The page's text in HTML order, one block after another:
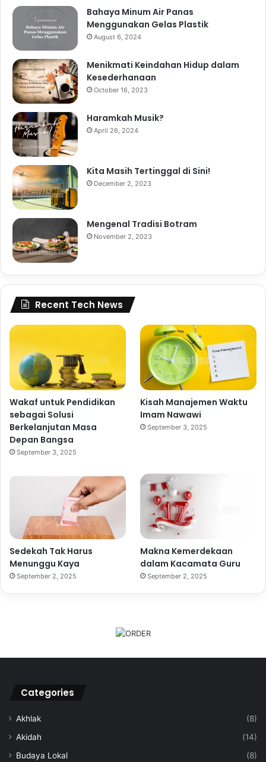
Bahaya Minum Air Panas
Menggunakan Gelas Plastik
August 6, 2024
Menikmati Keindahan Hidup dalam
Kesederhanaan
October 16, 2023
Haramkah Musik?
April 26, 2024
Kita Masih Tertinggal di Sini!
December 2, 2023
Mengenal Tradisi Botram
November 2, 2023
Recent Tech News
Wakaf untuk Pendidikan
sebagai Solusi
Berkelanjutan Masa
Depan Bangsa
September 3, 2025
Kisah Manajemen Waktu
Imam Nawawi
September 3, 2025
Sedekah Tak Harus
Menunggu Kaya
September 2, 2025
Makna Kemerdekaan
dalam Kacamata Guru
September 2, 2025
Categories
Akhlak
(8)
Akidah
(14)
Budaya Lokal
(8)